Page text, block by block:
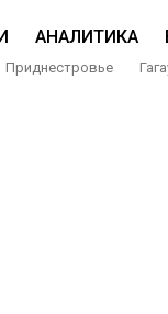
АНАЛИТИКА
Приднестровье